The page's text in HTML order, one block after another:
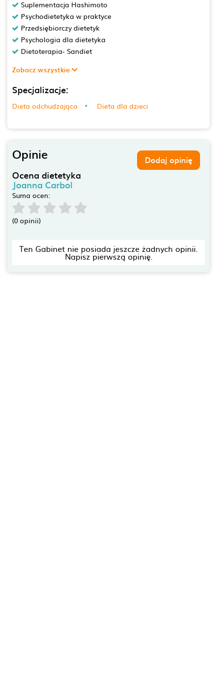
Suplementacja Hashimoto
Psychodietetyka w praktyce
Przedsiębiorczy dietetyk
Psychologia dla dietetyka
Dietoterapia- Sandiet
Zobacz wszystkie
Specjalizacje:
Dieta odchudzająca Dieta dla dzieci
Opinie Dodaj opinię
Ocena dietetyka
Joanna Carbol
Suma ocen:
(0 opinii)
Ten Gabinet nie posiada jeszcze żadnych opinii.
Napisz pierwszą opinię.